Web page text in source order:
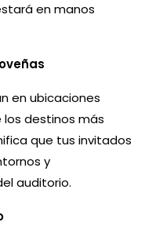
en manos
en ubicaciones
destinos más
que tus invitados
y
auditorio.